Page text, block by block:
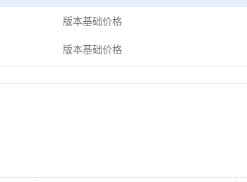
版本基础价格
版本基础价格